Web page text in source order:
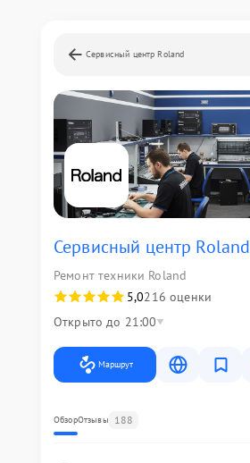
Сервисный центр Roland
Сервисный центр Roland
Ремонт техники Roland
5,0216 оценки
Открыто до 21:00
Маршрут
ОбзорОтзывы 188